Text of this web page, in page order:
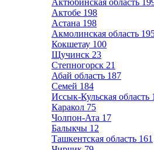
Актюбинская область
Актобе 198
Астана 198
Акмолинская область
Кокшетау 100
Щучинск 23
Степногорск 21
Абай область 187
Семей 184
Иссык-Кульская область
Каракол 75
Чолпон-Ата 17
Балыкчы 12
Ташкентская область 161